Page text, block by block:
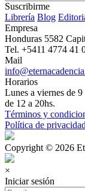
Suscribirme
Librería Blog
Empresa
Honduras 5582
Tel. +5411 4774 41
Mail
Horarios
Lunes a viernes de
de 12 a 20hs.
Términos y
Política de privacidad
Copyright © 2026
×
Iniciar sesión